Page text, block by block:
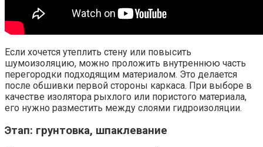
Если хочется утеплить стену или повысить
шумоизоляцию, можно проложить внутреннюю часть
перегородки подходящим материалом. Это делается
после обшивки первой стороны каркаса. При выборе в
качестве изолятора рыхлого или пористого материала,
его нужно разместить между слоями гидроизоляции.
Этап: грунтовка, шпаклевание